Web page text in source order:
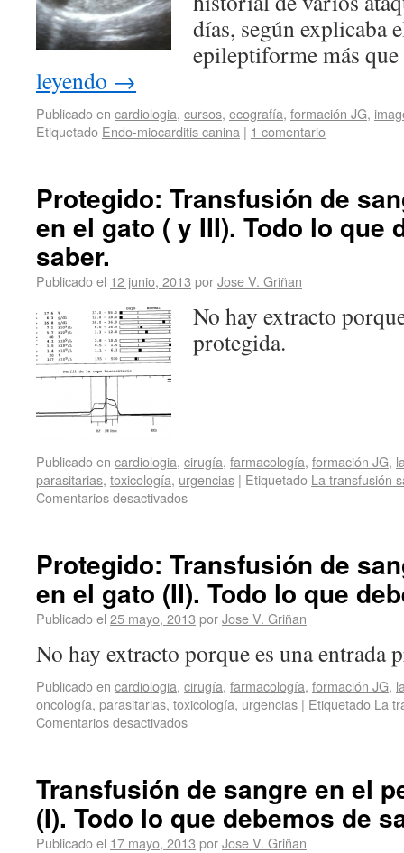
días, según explicaba
epileptiforme más
leyendo →
Publicado en cardiologia, cursos, ecografía, formación JG,
Etiquetado Endo-miocarditis canina | 1 comentario
Protegido: Transfusión de
en el gato ( y III). Todo lo que
saber.
Publicado el 12 junio, 2013 porJose V. Griñan
No hay extracto
protegida.
Publicado en cardiologia, cirugía, farmacología, formación JG,
parasitarias, toxicología, urgencias | Etiquetado La transfusión
Comentarios desactivados
Protegido: Transfusión de
en el gato (II). Todo lo que
Publicado el 25 mayo, 2013 porJose V. Griñan
No hay extracto porque es una entrada
Publicado en cardiologia, cirugía, farmacología, formación JG,
oncología, parasitarias, toxicología, urgencias | Etiquetado La
Comentarios desactivados
Transfusión de sangre en el
(I). Todo lo que debemos de
Publicado el 17 mayo, 2013 porJose V. Griñan